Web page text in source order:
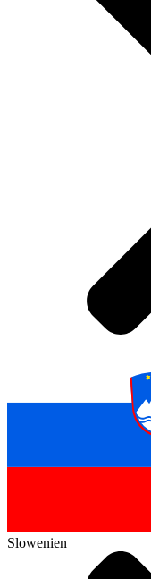
Slowenien